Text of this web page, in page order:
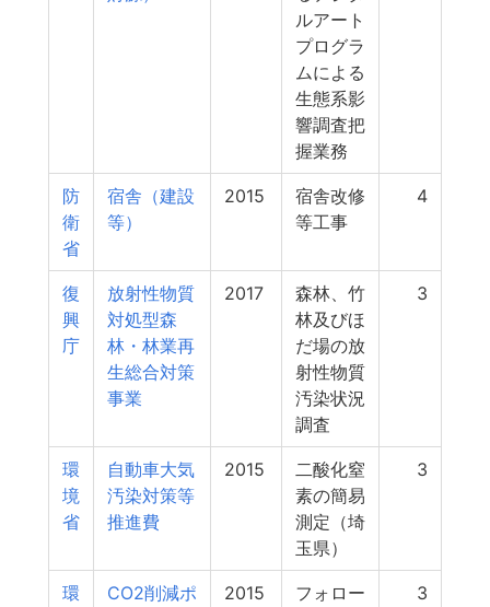
ルアート
プログラ
ムによる
生態系影
響調査把
握業務
防
衛
省
宿舎（建設
等）
2015
宿舎改修
等工事
4
復
興
庁
放射性物質
対処型森
林・林業再
生総合対策
事業
2017
森林、竹
林及びほ
だ場の放
射性物質
汚染状況
調査
3
環
境
省
自動車大気
汚染対策等
推進費
2015
二酸化窒
素の簡易
測定（埼
玉県）
3
環
CO2削減ポ
2015
フォロー
3